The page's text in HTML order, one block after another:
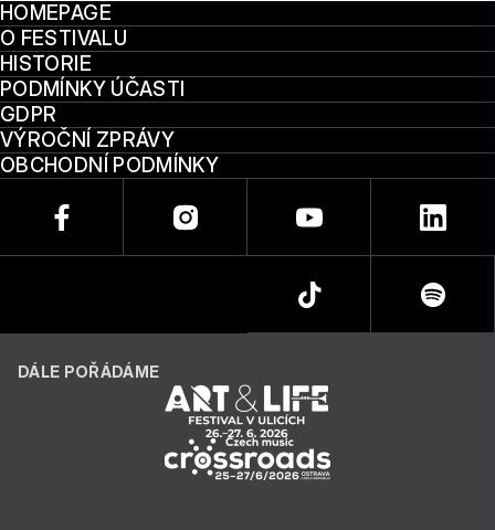
HOMEPAGE
O FESTIVALU
HISTORIE
PODMÍNKY ÚČASTI
GDPR
VÝROČNÍ ZPRÁVY
OBCHODNÍ PODMÍNKY
DÁLE POŘÁDÁME